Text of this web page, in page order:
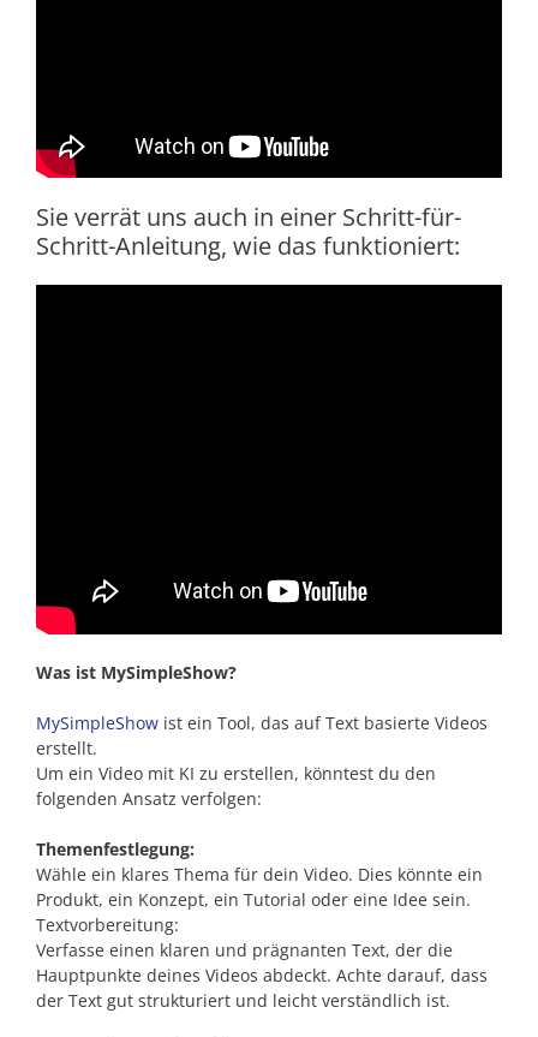
Sie verrät uns auch in einer Schritt-für-
Schritt-Anleitung, wie das funktioniert:
Was ist MySimpleShow?
MySimpleShow ist ein Tool, das auf Text basierte Videos
erstellt.
Um ein Video mit KI zu erstellen, könntest du den
folgenden Ansatz verfolgen:
Themenfestlegung:
Wähle ein klares Thema für dein Video. Dies könnte ein
Produkt, ein Konzept, ein Tutorial oder eine Idee sein.
Textvorbereitung:
Verfasse einen klaren und prägnanten Text, der die
Hauptpunkte deines Videos abdeckt. Achte darauf, dass
der Text gut strukturiert und leicht verständlich ist.